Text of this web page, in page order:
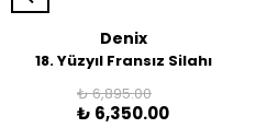
Denix
18. Yüzyıl Fransız Silahı
₺ 6,895.00
₺ 6,350.00